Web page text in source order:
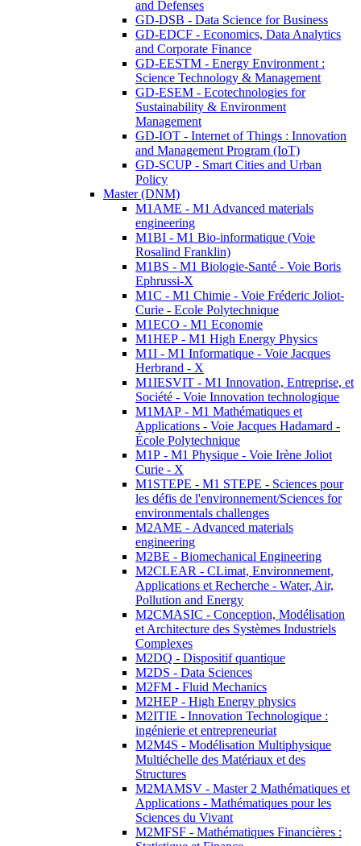
and Defenses
GD-DSB - Data Science for Business
GD-EDCF - Economics, Data Analytics
and Corporate Finance
GD-EESTM - Energy Environment :
Science Technology & Management
GD-ESEM - Ecotechnologies for
Sustainability & Environment
Management
GD-IOT - Internet of Things : Innovation
and Management Program (IoT)
GD-SCUP - Smart Cities and Urban
Policy
Master (DNM)
M1AME - M1 Advanced materials
engineering
M1BI - M1 Bio-informatique (Voie
Rosalind Franklin)
M1BS - M1 Biologie-Santé - Voie Boris
Ephrussi-X
M1C - M1 Chimie - Voie Fréderic Joliot-
Curie - Ecole Polytechnique
M1ECO - M1 Economie
M1HEP - M1 High Energy Physics
M1I - M1 Informatique - Voie Jacques
Herbrand - X
M1IESVIT - M1 Innovation, Entreprise, et
Société - Voie Innovation technologique
M1MAP - M1 Mathématiques et
Applications - Voie Jacques Hadamard -
École Polytechnique
M1P - M1 Physique - Voie Irène Joliot
Curie - X
M1STEPE - M1 STEPE - Sciences pour
les défis de l'environnement/Sciences for
environmentals challenges
M2AME - Advanced materials
engineering
M2BE - Biomechanical Engineering
M2CLEAR - CLimat, Environnement,
Applications et Recherche - Water, Air,
Pollution and Energy
M2CMASIC - Conception, Modélisation
et Architecture des Systèmes Industriels
Complexes
M2DQ - Dispositif quantique
M2DS - Data Sciences
M2FM - Fluid Mechanics
M2HEP - High Energy physics
M2ITIE - Innovation Technologique :
ingénierie et entrepreneuriat
M2M4S - Modélisation Multiphysique
Multiéchelle des Matériaux et des
Structures
M2MAMSV - Master 2 Mathématiques et
Applications - Mathématiques pour les
Sciences du Vivant
M2MFSF - Mathématiques Financières :